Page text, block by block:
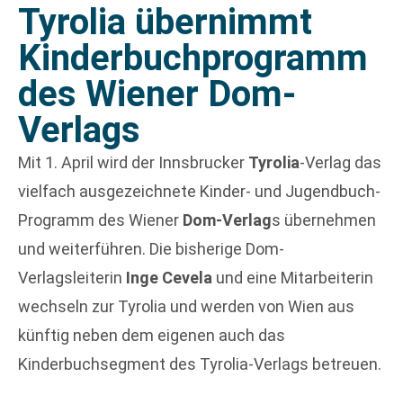
Tyrolia übernimmt
Kinderbuchprogramm
des Wiener Dom-
Verlags
Mit 1. April wird der Innsbrucker Tyrolia-Verlag das
vielfach ausgezeichnete Kinder- und Jugendbuch-
Programm des Wiener Dom-Verlags übernehmen
und weiterführen. Die bisherige Dom-
Verlagsleiterin Inge Cevela und eine Mitarbeiterin
wechseln zur Tyrolia und werden von Wien aus
künftig neben dem eigenen auch das
Kinderbuchsegment des Tyrolia-Verlags betreuen.